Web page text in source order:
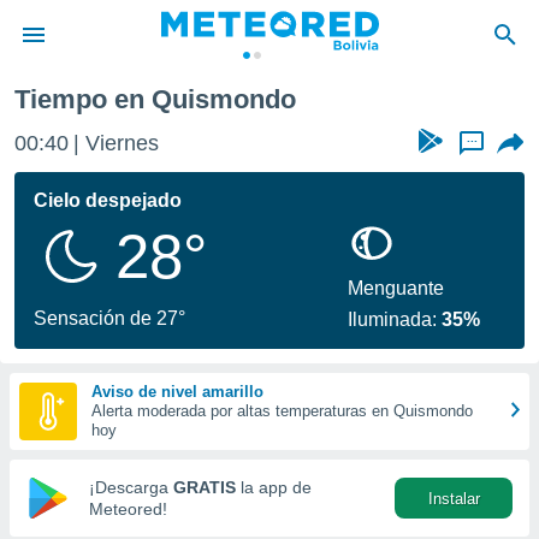
de
ha
calidad.
a este
las
y
forma
digital
basada
Tiempo en Quismondo
00:40 Viernes ...
Cielo despejado
28°
Sensación de 27°
Menguante
Iluminada:35%
Aviso de nivel amarillo
Alerta moderada por altas temperaturas en Quismondo
hoy
¡Descarga GRATIS la app de
Meteored!
Instalar